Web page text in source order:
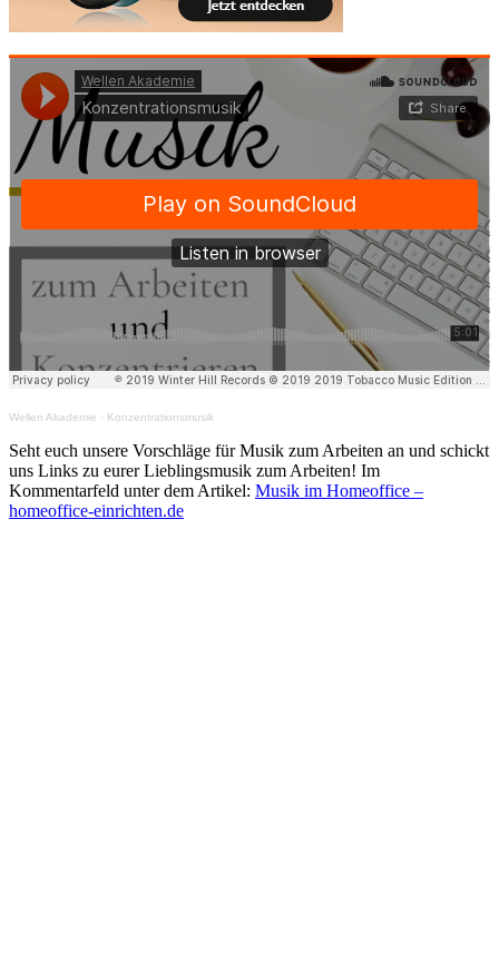
Wellen Akademie · Konzentrationsmusik
Seht euch unsere Vorschläge für Musik zum Arbeiten an und schickt
uns Links zu eurer Lieblingsmusik zum Arbeiten! Im
Kommentarfeld unter dem Artikel: Musik im Homeoffice –
homeoffice-einrichten.de